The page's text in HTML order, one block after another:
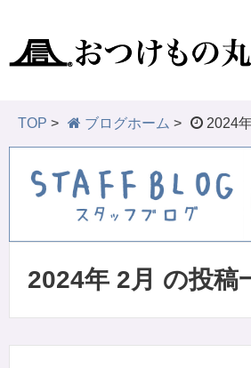
TOP > ブログホーム > 2024
2024年 2月 の投稿